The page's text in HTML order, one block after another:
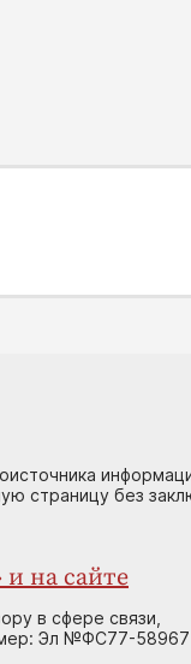
страницу без
и на сайте
в сфере связи,
Эл №ФС77-58967